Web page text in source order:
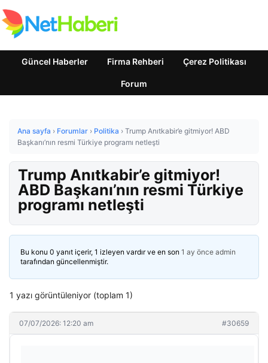
Güncel Haberler Firma Rehberi Çerez Politikası
Forum
Ana sayfa › Forumlar › Politika › Trump Anıtkabir’e gitmiyor! ABD
Başkanı’nın resmi Türkiye programı netleşti
Trump Anıtkabir’e gitmiyor!
ABD Başkanı’nın resmi Türkiye
programı netleşti
Bu konu 0 yanıt içerir, 1 izleyen vardır ve en son 1 ay önce admin
tarafından güncellenmiştir.
1 yazı görüntüleniyor (toplam 1)
07/07/2026: 12:20 am #30659